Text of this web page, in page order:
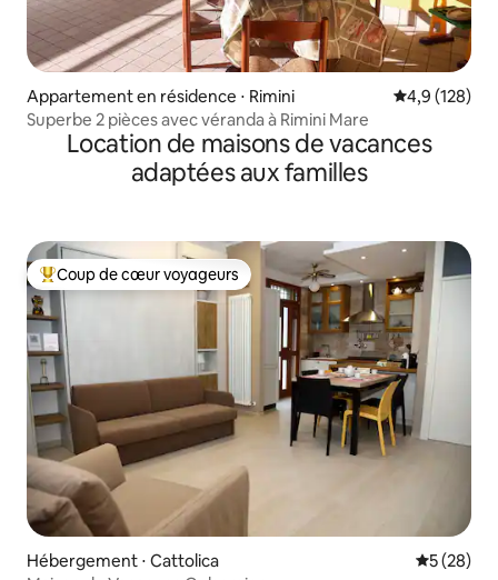
Appartement en résidence ⋅ Rimini Évaluation
4,9 (128)
Superbe 2 pièces avec véranda à Rimini Mare
Location de maisons de vacances
adaptées aux familles
Coups de cœur voyageurs les plus appréciés
Coup de cœur voyageurs
Hébergement ⋅ Cattolica
5 (28)